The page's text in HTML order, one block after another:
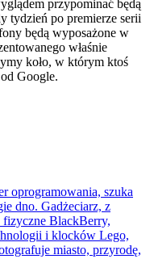
przypominać będą
tydzień po premierze serii
będą wyposażone w
właśnie
koło, w którym ktoś
Google.
oprogramowania, szuka
dno. Gadżeciarz, z
BlackBerry,
i klocków Lego,
miasto, przyrodę,